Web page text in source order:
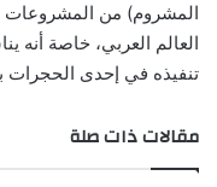
المشروم) من المشروعات
العالم العربي، خاصة أنه
تنفيذه في إحدى الحجرات
مقالات ذات صلة